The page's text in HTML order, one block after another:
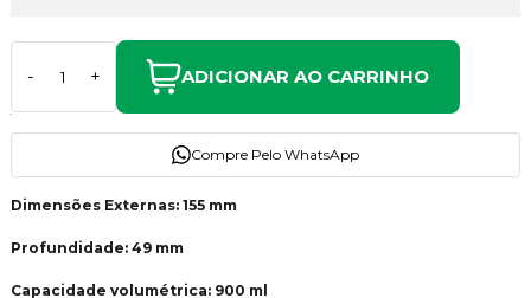
- + ADICIONAR AO CARRINHO
Compre Pelo WhatsApp
Dimensões Externas: 155 mm
Profundidade: 49 mm
Capacidade volumétrica: 900 ml